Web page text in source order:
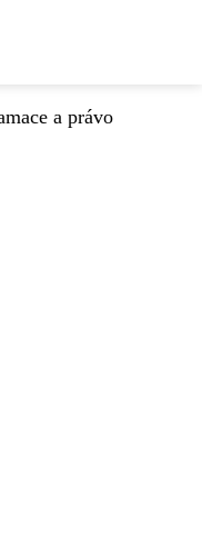
a právo